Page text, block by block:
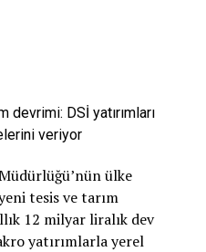
ülke
tesis ve tarım
12 milyar liralık dev
yatırımlarla yerel